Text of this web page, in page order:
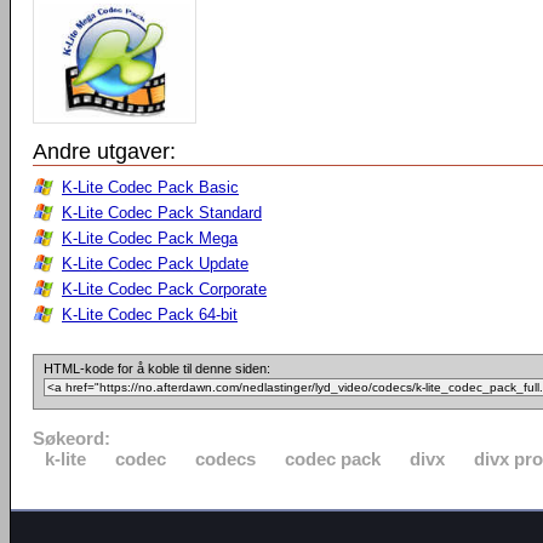
Andre utgaver:
K-Lite Codec Pack Basic
K-Lite Codec Pack Standard
K-Lite Codec Pack Mega
K-Lite Codec Pack Update
K-Lite Codec Pack Corporate
K-Lite Codec Pack 64-bit
HTML-kode for å koble til denne siden:
Søkeord:
k-lite
codec codecs codec pack divx divx pro